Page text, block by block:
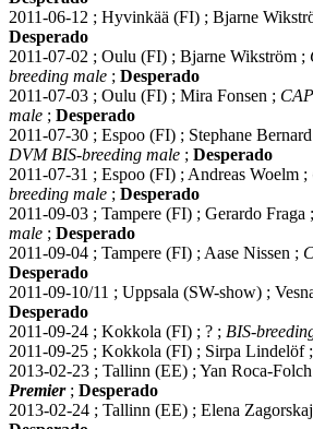
2011-06-12 ; Hyvinkää (FI) ; Bjarne
Desperado
2011-07-02 ; Oulu (FI) ; Bjarne Wikström ;
breeding male ; Desperado
2011-07-03 ; Oulu (FI) ; Mira Fonsen ;
male ; Desperado
2011-07-30 ; Espoo (FI) ; Stephane
DVM BIS-breeding male ; Desperado
2011-07-31 ; Espoo (FI) ; Andreas Woelm ;
breeding male ; Desperado
2011-09-03 ; Tampere (FI) ; Gerardo Fraga ;
male ; Desperado
2011-09-04 ; Tampere (FI) ; Aase Nissen ;
Desperado
2011-09-10/11 ; Uppsala (SW-show) ;
Desperado
2011-09-24 ; Kokkola (FI) ; ? ; BIS-
2011-09-25 ; Kokkola (FI) ; Sirpa Lindelöf ;
2013-02-23 ; Tallinn (EE) ; Yan Roca-
Premier; Desperado
2013-02-24 ; Tallinn (EE) ; Elena